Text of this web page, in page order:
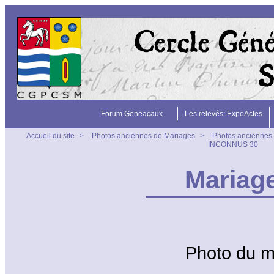
Forum Geneacaux Les relevés: ExpoActes
Accueil du site > Photos anciennes de Mariages >
Photos
INCONNUS 30
Photo du